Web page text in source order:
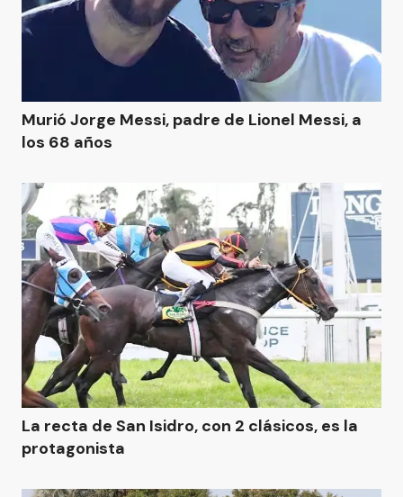
Murió Jorge Messi, padre de Lionel Messi, a
los 68 años
La recta de San Isidro, con 2 clásicos, es la
protagonista